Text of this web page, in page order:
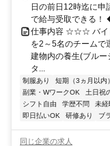
日の前日12時迄に
で給与受取できる！
仕事内容 ☆☆☆ バイ
を2～5名のチームで
建物内の養生(ブル
タ...
制服あり 短期（3ヵ月以内）
副業・WワークOK
土日祝
シフト自由
学歴不問 未経
即日払いOK
研修あり ブ
同じ企業の求人